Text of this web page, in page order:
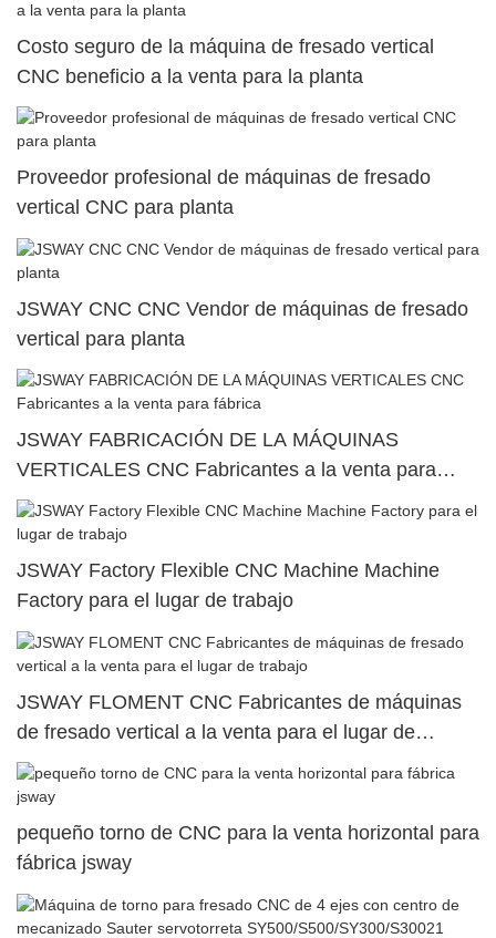
Costo seguro de la máquina de fresado vertical
CNC beneficio a la venta para la planta
Proveedor profesional de máquinas de fresado
vertical CNC para planta
JSWAY CNC CNC Vendor de máquinas de fresado
vertical para planta
JSWAY FABRICACIÓN DE LA MÁQUINAS
VERTICALES CNC Fabricantes a la venta para
fábrica
JSWAY Factory Flexible CNC Machine Machine
Factory para el lugar de trabajo
JSWAY FLOMENT CNC Fabricantes de máquinas
de fresado vertical a la venta para el lugar de
trabajo
pequeño torno de CNC para la venta horizontal para
fábrica jsway